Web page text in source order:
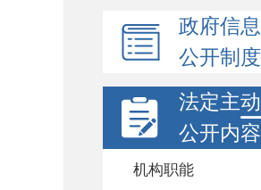
政府信息
公开制度
法定主动
公开内容
机构职能